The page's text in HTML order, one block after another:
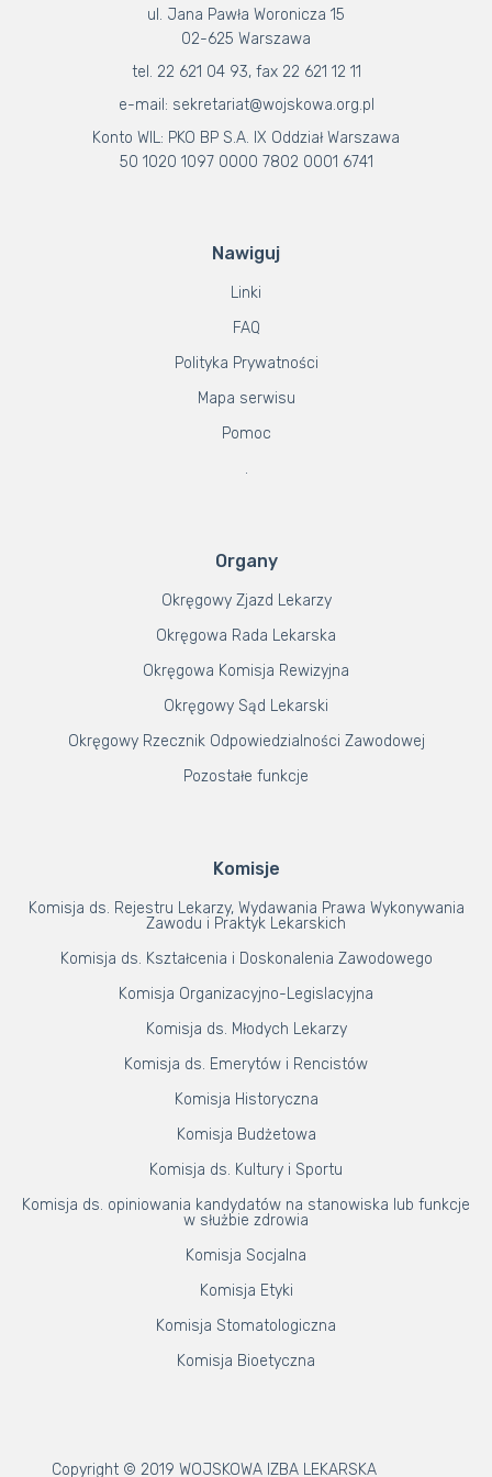
ul. Jana Pawła Woronicza 15
02-625 Warszawa
tel. 22 621 04 93, fax 22 621 12 11
e-mail: sekretariat@wojskowa.org.pl
Konto WIL: PKO BP S.A. IX Oddział Warszawa
50 1020 1097 0000 7802 0001 6741
Nawiguj
Linki
FAQ
Polityka Prywatności
Mapa serwisu
Pomoc
.
Organy
Okręgowy Zjazd Lekarzy
Okręgowa Rada Lekarska
Okręgowa Komisja Rewizyjna
Okręgowy Sąd Lekarski
Okręgowy Rzecznik Odpowiedzialności Zawodowej
Pozostałe funkcje
Komisje
Komisja ds. Rejestru Lekarzy, Wydawania Prawa Wykonywania
Zawodu i Praktyk Lekarskich
Komisja ds. Kształcenia i Doskonalenia Zawodowego
Komisja Organizacyjno-Legislacyjna
Komisja ds. Młodych Lekarzy
Komisja ds. Emerytów i Rencistów
Komisja Historyczna
Komisja Budżetowa
Komisja ds. Kultury i Sportu
Komisja ds. opiniowania kandydatów na stanowiska lub funkcje
w służbie zdrowia
Komisja Socjalna
Komisja Etyki
Komisja Stomatologiczna
Komisja Bioetyczna
Copyright © 2019 WOJSKOWA IZBA LEKARSKA